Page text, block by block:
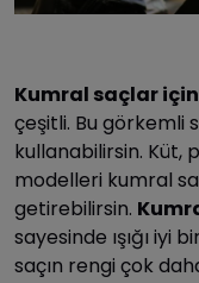
Kumral saçlar
çeşitli. Bu görkemli
kullanabilirsin. Küt,
modelleri kumral
getirebilirsin.
sayesinde ışığı iyi
saçın rengi çok